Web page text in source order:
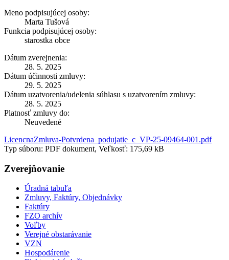
Meno podpisujúcej osoby:
Marta Tušová
Funkcia podpisujúcej osoby:
starostka obce
Dátum zverejnenia:
28. 5. 2025
Dátum účinnosti zmluvy:
29. 5. 2025
Dátum uzatvorenia/udelenia súhlasu s uzatvorením zmluvy:
28. 5. 2025
Platnosť zmluvy do:
Neuvedené
LicencnaZmluva-Potvrdena_podujatie_c_VP-25-09464-001.pdf
Typ súboru: PDF dokument, Veľkosť: 175,69 kB
Zverejňovanie
Úradná tabuľa
Zmluvy, Faktúry, Objednávky
Faktúry
FZO archív
Voľby
Verejné obstarávanie
VZN
Hospodárenie